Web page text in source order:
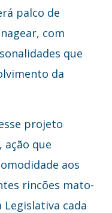
palco de
com
que
da
projeto
ação que
aos
rincões mato-
Legislativa cada